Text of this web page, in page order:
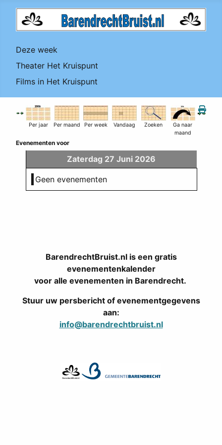
Deze week
Theater Het Kruispunt
Films in Het Kruispunt
Per jaar Per maand Per week Vandaag Zoeken
Ga naar
maand
Evenementen voor
Zaterdag 27 Juni 2026
Geen evenementen
BarendrechtBruist.nl is een gratis
evenementenkalender
voor alle evenementen in Barendrecht.
Stuur uw persbericht of evenementgegevens
aan:
info@barendrechtbruist.nl